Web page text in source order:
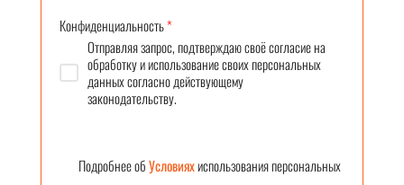
Конфиденциальность*
Отправляя запрос, подтверждаю своё согласие на
обработку и использование своих персональных
данных согласно действующему
законодательству.
Подробнее обУсловияхиспользования персональных